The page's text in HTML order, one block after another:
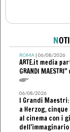
N
ROMA| 06/08/2026
ARTE.it media
GRANDI
06/08/2026
I Grandi
a Herzog,
al cinema con i
dell'immaginario